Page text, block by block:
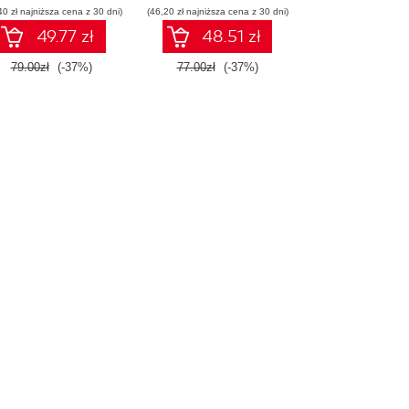
zł najniższa cena z 30 dni)
49.77 zł
79.00zł (-37%)
(46,20 zł najniższa cena z 30 dni)
48.51 zł
77.00zł (-37%)